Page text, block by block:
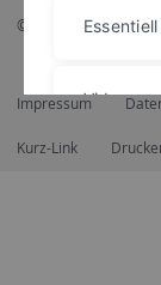
© 2026 Eberhard
Impressum
Kurz-Link
Essentiell
Videos